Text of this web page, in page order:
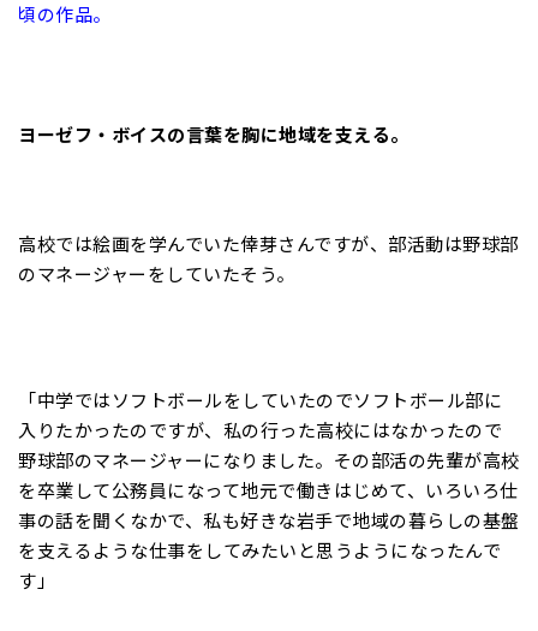
頃の作品。
ヨーゼフ・ボイスの言葉を胸に地域を支える。
高校では絵画を学んでいた倖芽さんですが、部活動は野球部
のマネージャーをしていたそう。
「中学ではソフトボールをしていたのでソフトボール部に
入りたかったのですが、私の行った高校にはなかったので
野球部のマネージャーになりました。その部活の先輩が高校
を卒業して公務員になって地元で働きはじめて、いろいろ仕
事の話を聞くなかで、私も好きな岩手で地域の暮らしの基盤
を支えるような仕事をしてみたいと思うようになったんで
す」